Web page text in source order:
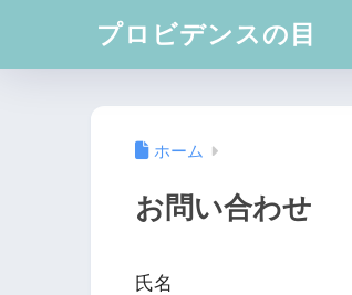
プロビデンスの目
ホーム
お問い合わせ
氏名